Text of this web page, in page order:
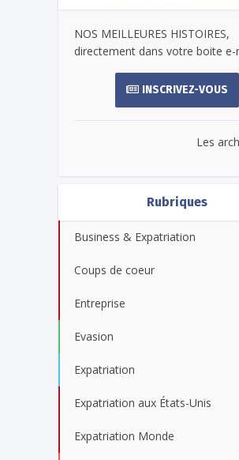
NOS MEILLEURES HISTOIRES,
directement dans votre boite e-
INSCRIVEZ-VOUS
Les
Rubriques
Business & Expatriation
Coups de coeur
Entreprise
Evasion
Expatriation
Expatriation aux États-Unis
Expatriation Monde